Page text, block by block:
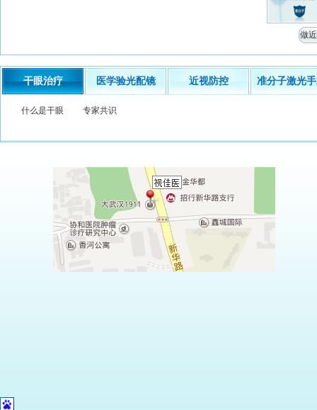
做
干眼治疗 医学验光配镜 近视防控 准分子激光
什么是干眼 专家共识